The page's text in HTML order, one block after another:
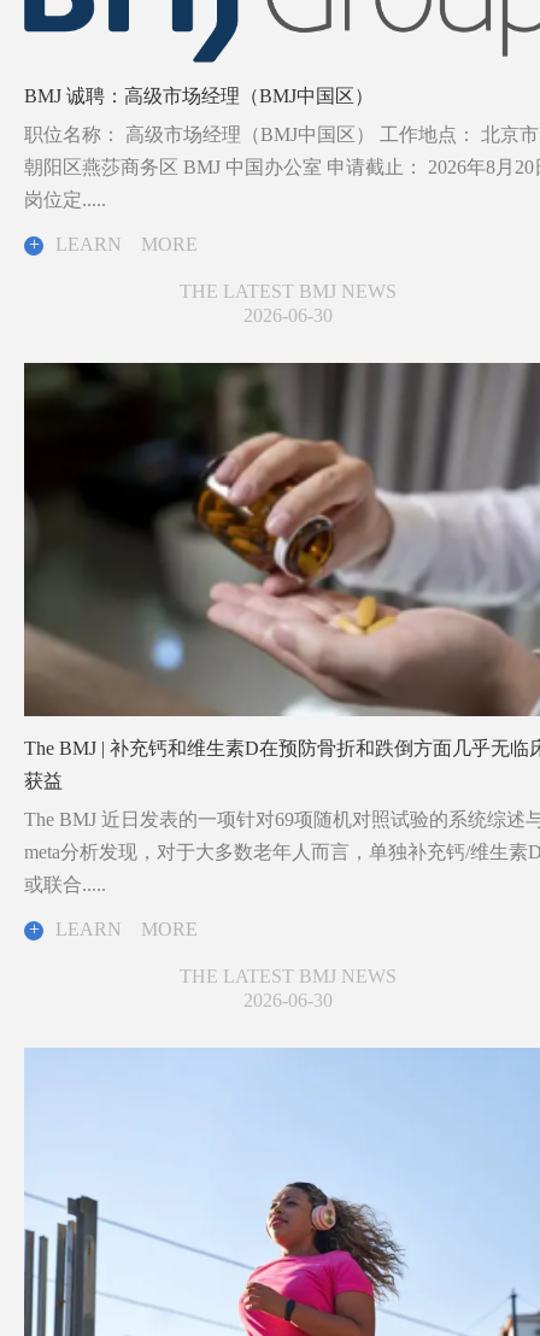
BMJ 诚聘：高级市场经理（BMJ中国区）
职位名称： 高级市场经理（BMJ中国区） 工作地点： 北京市
朝阳区燕莎商务区 BMJ 中国办公室 申请截止： 2026年8月20
岗位定.....
+ LEARN MORE
THE LATEST BMJ NEWS
2026-06-30
The BMJ | 补充钙和维生素D在预防骨折和跌倒方面几乎无临
获益
The BMJ 近日发表的一项针对69项随机对照试验的系统综述
meta分析发现，对于大多数老年人而言，单独补充钙/维生素
或联合.....
+ LEARN MORE
THE LATEST BMJ NEWS
2026-06-30